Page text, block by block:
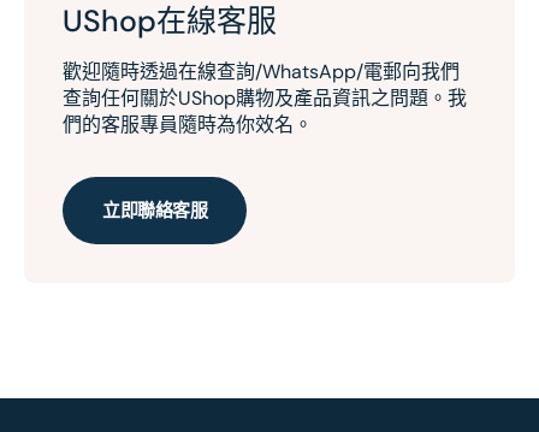
UShop在線客服
歡迎隨時透過在線查詢/WhatsApp/電郵向我們
查詢任何關於UShop購物及產品資訊之問題。我
們的客服專員隨時為你效名。
立即聯絡客服